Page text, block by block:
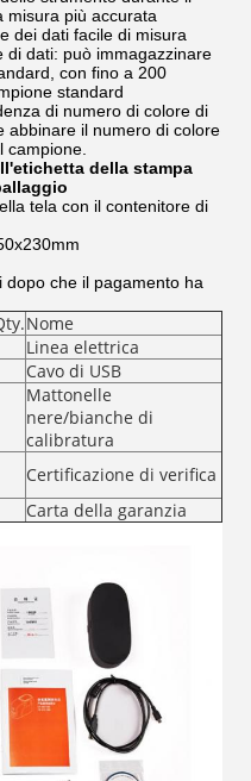
misura più accurata
dei dati facile di misura
di dati: può immagazzinare
con fino a 200
standard
di numero di colore di
abbinare il numero di colore
campione.
della stampa
tela con il contenitore di
che il pagamento ha
Nome
Linea elettrica
Cavo di USB
Mattonelle
nere/bianche di
calibratura
Certificazione di verifica
Carta della garanzia